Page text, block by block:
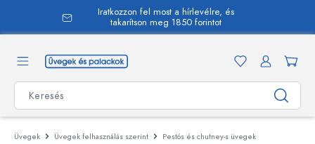
Iratkozzon fel most a hírlevélre, és
takarítson meg 1850 forintot
Üvegek Üvegek felhasználás szerint Pestós és chutney-s üvegek